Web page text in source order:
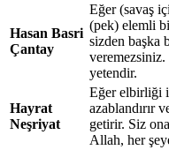
Hasan Basri
Çantay
Eğer (savaş
(pek) elemli
sizden başka
yetendir.
Hayrat
Neşriyat
Eğer elbirliği
azablandırır
getirir. Siz
Allah, her